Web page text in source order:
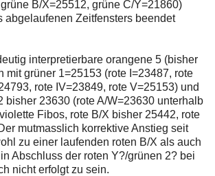
B/X=25512, grüne C/Y=21860)
abgelaufenen Zeitfensters beendet
interpretierbare orangene 5 (bisher
mit grüner 1=25153 (rote I=23487, rote
rote IV=23849, rote V=25153) und
bisher 23630 (rote A/W=23630 unterhalb
Fibos, rote B/X bisher 25442, rote
mutmasslich korrektive Anstieg seit
zu einer laufenden roten B/X als auch
Abschluss der roten Y?/grünen 2? bei
nicht erfolgt zu sein.